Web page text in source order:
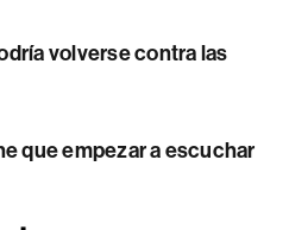
volverse contra las
que empezar a escuchar